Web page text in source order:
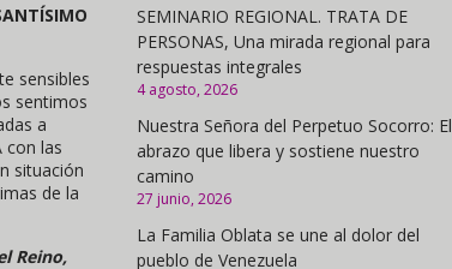
sensibles
sentimos
a
con las
situación
de la
Reino,
SEMINARIO REGIONAL. TRATA DE
PERSONAS, Una mirada regional para
respuestas integrales
4 agosto, 2026
Nuestra Señora del Perpetuo Socorro: El
abrazo que libera y sostiene nuestro
camino
27 junio, 2026
La Familia Oblata se une al dolor del
pueblo de Venezuela